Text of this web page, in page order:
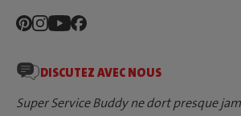
DISCUTEZ AVEC NOUS
Super Service Buddy ne dort presque